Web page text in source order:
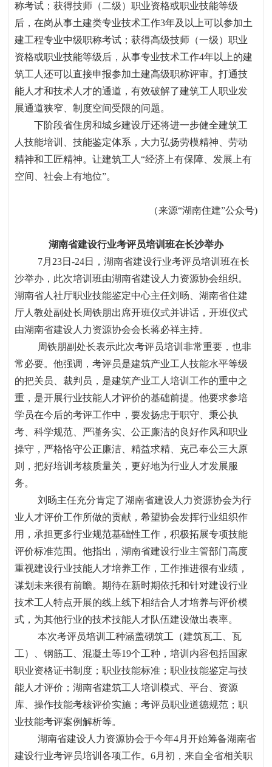
称考试；获得技师（二级）职业资格或职业技能等级
后，在岗从事土建类专业技术工作3年及以上可以参加土
建工程专业中级职称考试；获得高级技师（一级）职业
资格或职业技能等级后，从事专业技术工作4年以上的建
筑工人还可以直接申报参加土建高级职称评审。打通技
能人才和技术人才的通道，有效破解了建筑工人职业发
展通道狭窄、制度空间受限的问题。
下阶段省住房和城乡建设厅还将进一步健全建筑工
人技能培训、技能鉴定体系，大力弘扬劳模精神、劳动
精神和工匠精神。让建筑工人“经济上有保障、发展上有
空间、社会上有地位”。
（来源“湖南住建”公众号)
湖南省建设行业考评员培训班在长沙举办
7月 23日-24日，湖南省建设行业考评员培训班在长
沙举办，此次培训班由湖南省建设人力资源协会组织。
湖南省人社厅职业技能鉴定中心主任刘旸、湖南省住建
厅人教处副处长周铁朋出席开班仪式并讲话，开班仪式
由湖南省建设人力资源协会会长蒋必祥主持。
周铁朋副处长表示此次考评员培训非常重要，也非
常必要。他强调，考评员是建筑产业工人技能水平等级
的把关员、裁判员，是建筑产业工人培训工作的重中之
重，是开展行业技能人才评价的基础前提。他要求参培
学员在今后的考评工作中，要发扬忠于职守、秉公执
考、科学规范、严谨务实、公正廉洁的良好作风和职业
操守，严格恪守公正廉洁、精益求精、克己奉公三大原
则，把好培训考核质量关，更好地为行业人才发展服
务。
刘旸主任充分肯定了湖南省建设人力资源协会为行
业人才评价工作所做的贡献，希望协会发挥行业组织作
用，承担更多行业规范基础性工作，积极拓展专项技能
评价标准范围。他指出，湖南省建设行业主管部门高度
重视建设行业技能人才培养工作，工作推进很有业绩，
谋划未来很有前瞻。期待在新时期依托和针对建设行业
技术工人特点开展的线上线下相结合人才培养与评价模
式，为其他行业的技术技能人才队伍建设做出表率。
本次考评员培训工种涵盖砌筑工（建筑瓦工、瓦
工）、钢筋工、混凝土等19个工种，培训内容包括国家
职业资格证书制度；职业技能标准；职业技能鉴定与技
能人才评价；湖南省建筑工人培训模式、平台、资源
库、操作技能考核评价实施；考评员职业道德规范；职
业技能考评案例解析等。
湖南省建设人力资源协会于今年4月开始筹备湖南省
建设行业考评员培训各项工作。6月初，来自全省相关职